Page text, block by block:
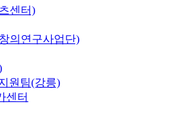
센터)
의연구사업단)
원팀(강릉)
센터